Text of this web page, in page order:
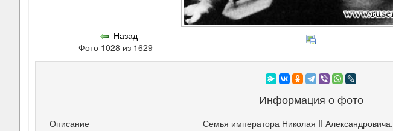
Назад
Фото 1028 из 1629
Информация о фото
Описание
Семья императора Николая II Александровича.